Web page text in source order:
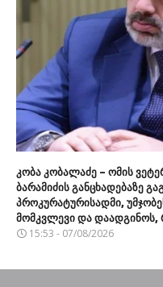
კობა კობალაძე – ომის
ბარამიძის განცხადებაზე
პროკურატურისადმი,
მომკვლევი და დაადგინოს,
15:53 - 07/08/2026